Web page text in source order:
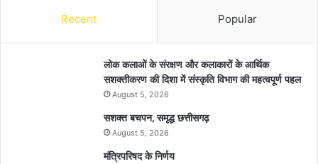
Recent Popular
लोक कलाओं के संरक्षण और कलाकारों के आर्थिक
सशक्तीकरण की दिशा में संस्कृति विभाग की महत्वपूर्ण पहल
August 5, 2026
सशक्त बचपन, समृद्ध छत्तीसगढ़
August 5, 2026
मंत्रिपरिषद के निर्णय